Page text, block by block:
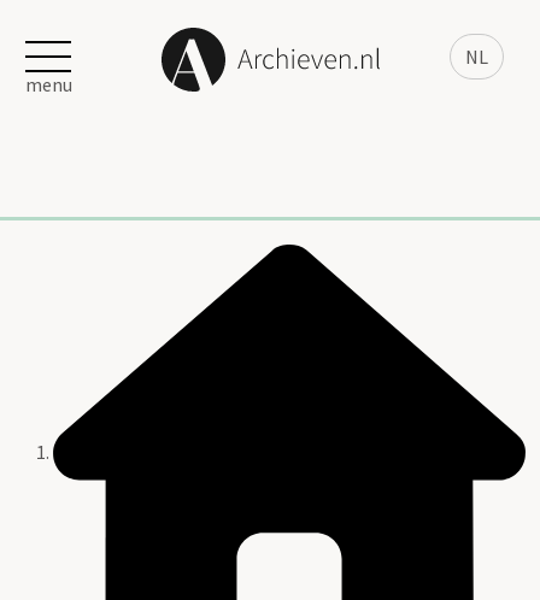
NL
menu